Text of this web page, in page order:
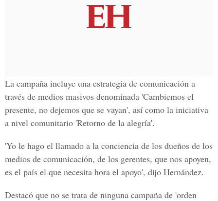
La campaña incluye una estrategia de comunicación a
través de medios masivos denominada 'Cambiemos el
presente, no dejemos que se vayan', así como la iniciativa
a nivel comunitario 'Retorno de la alegría'.
'Yo le hago el llamado a la conciencia de los dueños de los
medios de comunicación, de los gerentes, que nos apoyen,
es el país el que necesita hora el apoyo', dijo Hernández.
Destacó que no se trata de ninguna campaña de 'orden